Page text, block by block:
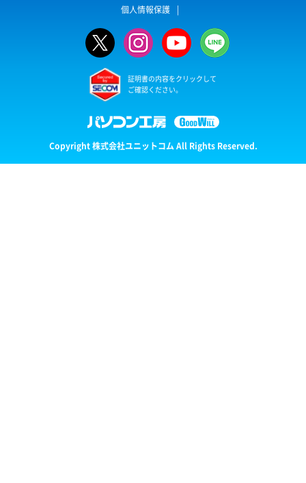
個人情報保護
証明書の内容をクリックして
ご確認ください。
Copyright 株式会社ユニットコム All Rights Reserved.